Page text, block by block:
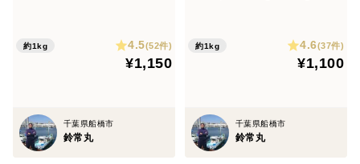
師直送】【三番瀬産】【かん
約1kg 4.5(52件)
¥1,150
千葉県船橋市
鈴常丸
ピ付き】
約1kg 4.6(37件)
¥1,100
千葉県船橋市
鈴常丸